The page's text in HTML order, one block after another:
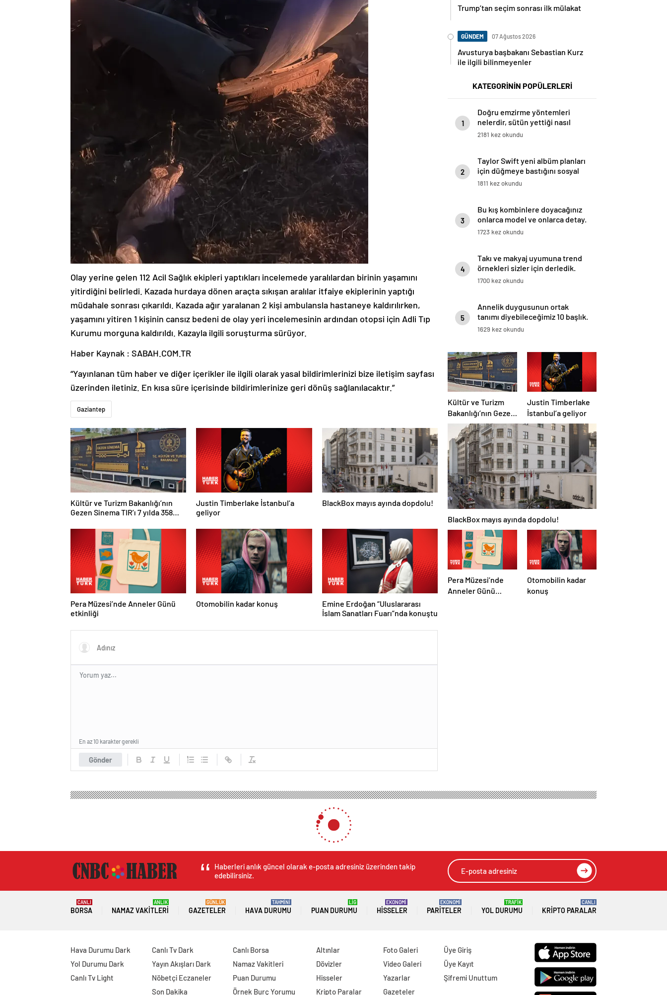
Olay yerine gelen 112 Acil Sağlık ekipleri yaptıkları incelemede yaralılardan birinin yaşamını
yitirdiğini belirledi. Kazada hurdaya dönen araçta sıkışan aralılar itfaiye ekiplerinin yaptığı
müdahale sonrası çıkarıldı. Kazada ağır yaralanan 2 kişi ambulansla hastaneye kaldırılırken,
yaşamını yitiren 1 kişinin cansız bedeni de olay yeri incelemesinin ardından otopsi için Adli Tıp
Kurumu morguna kaldırıldı. Kazayla ilgili soruşturma sürüyor.
Haber Kaynak : SABAH.COM.TR
“Yayınlanan tüm haber ve diğer içerikler ile ilgili olarak yasal bildirimlerinizi bize iletişim sayfası
üzerinden iletiniz. En kısa süre içerisinde bildirimlerinize geri dönüş sağlanılacaktır.”
Gaziantep
Kültür ve Turizm Bakanlığı’nın
Gezen Sinema TIR’ı 7 yılda 358
Justin Timberlake İstanbul’a
geliyor
BlackBox mayıs ayında dopdolu!
Pera Müzesi’nde Anneler Günü
etkinliği
Otomobilin kadar konuş
Emine Erdoğan “Uluslararası
İslam Sanatları Fuarı”nda konuştu
Gönder
En az 10 karakter gerekli
Trump’tan seçim sonrası ilk mülakat
GÜNDEM 07 Ağustos 2026
Avusturya başbakanı Sebastian Kurz
ile ilgili bilinmeyenler
KATEGORİNİN POPÜLERLERİ
1
Doğru emzirme yöntemleri
nelerdir, sütün yettiği nasıl
anlaşılır?
2181 kez okundu
2
Taylor Swift yeni albüm planları
için düğmeye bastığını sosyal
medyadan duyurdu!
1811 kez okundu
3
Bu kış kombinlere doyacağınız
onlarca model ve onlarca detay.
1723 kez okundu
4
Takı ve makyaj uyumuna trend
örnekleri sizler için derledik.
1700 kez okundu
5
Annelik duygusunun ortak
tanımı diyebileceğimiz 10 başlık.
1629 kez okundu
Kültür ve Turizm
Bakanlığı’nın Gezen
Sinema TIR’ı 7 yılda
358 ilçeye ulaştı
Justin Timberlake
İstanbul’a geliyor
BlackBox mayıs ayında dopdolu!
Pera Müzesi’nde
Anneler Günü
Otomobilin kadar
konuş
Haberleri anlık güncel olarak e-posta adresiniz üzerinden takip
edebilirsiniz.
BORSA
CANLI
NAMAZ VAKITLERI
ANLIK
GAZETELER
GÜNLÜK
HAVA DURUMU
TAHMİNİ
PUAN DURUMU
LİG
HISSELER
EKONOMİ
PARITELER
EKONOMİ
YOL DURUMU
TRAFİK
KRIPTO PARALAR
CANLI
Hava Durumu Dark
Yol Durumu Dark
Canlı Tv Light
Canlı Tv Dark
Yayın Akışları Dark
Nöbetçi Eczaneler
Son Dakika
Canlı Borsa
Namaz Vakitleri
Puan Durumu
Örnek Burç Yorumu
Altınlar
Dövizler
Hisseler
Kripto Paralar
Foto Galeri
Video Galeri
Yazarlar
Gazeteler
Üye Giriş
Üye Kayıt
Şifremi Unuttum